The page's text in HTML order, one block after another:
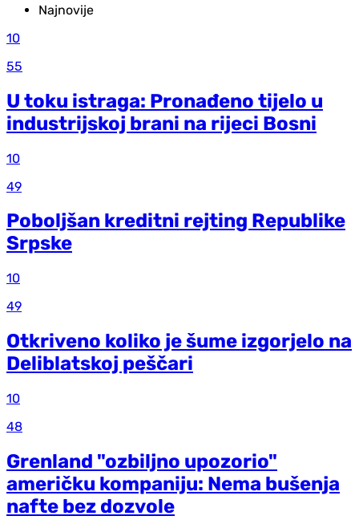
Najnovije
10
55
U toku istraga: Pronađeno tijelo u
industrijskoj brani na rijeci Bosni
10
49
Poboljšan kreditni rejting Republike
Srpske
10
49
Otkriveno koliko je šume izgorjelo na
Deliblatskoj peščari
10
48
Grenland "ozbiljno upozorio"
američku kompaniju: Nema bušenja
nafte bez dozvole